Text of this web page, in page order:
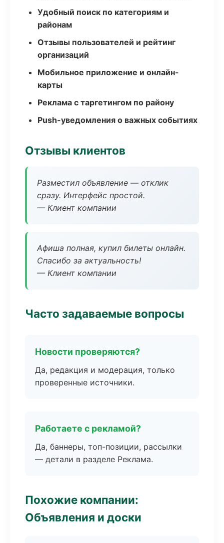
Удобный поиск по категориям и
районам
Отзывы пользователей и рейтинг
организаций
Мобильное приложение и онлайн-
карты
Реклама с таргетингом по району
Push-уведомления о важных событиях
Отзывы клиентов
Разместил объявление — отклик
сразу. Интерфейс простой.
— Клиент компании
Афиша полная, купил билеты онлайн.
Спасибо за актуальность!
— Клиент компании
Часто задаваемые вопросы
Новости проверяются?
Да, редакция и модерация, только
проверенные источники.
Работаете с рекламой?
Да, баннеры, топ-позиции, рассылки
— детали в разделе Реклама.
Похожие компании:
Объявления и доски